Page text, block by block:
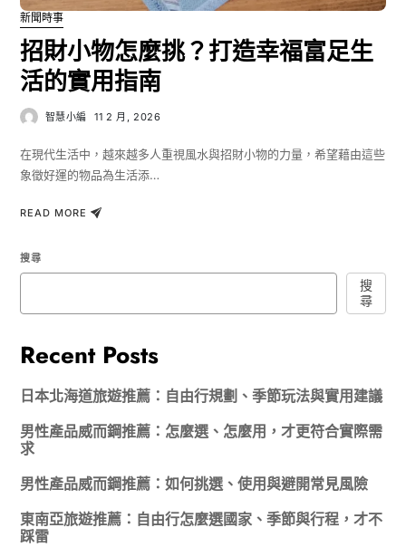
新聞時事
招財小物怎麼挑？打造幸福富足生
活的實用指南
智慧小編 11 2 月, 2026
在現代生活中，越來越多人重視風水與招財小物的力量，希望藉由這些
象徵好運的物品為生活添…
READ MORE
搜尋
搜
尋
Recent Posts
日本北海道旅遊推薦：自由行規劃、季節玩法與實用建議
男性產品威而鋼推薦：怎麼選、怎麼用，才更符合實際需
求
男性產品威而鋼推薦：如何挑選、使用與避開常見風險
東南亞旅遊推薦：自由行怎麼選國家、季節與行程，才不
踩雷